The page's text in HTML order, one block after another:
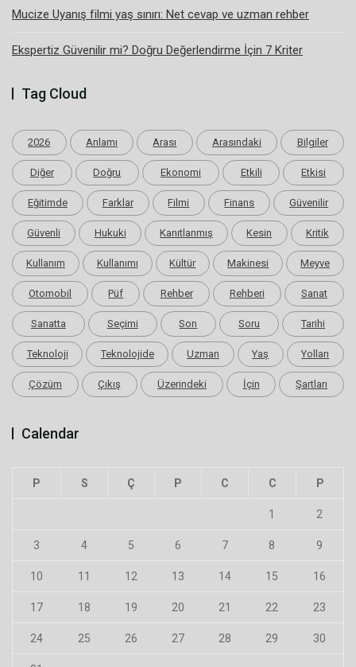
Mucize Uyanış filmi yaş sınırı: Net cevap ve uzman rehber
Ekspertiz Güvenilir mi? Doğru Değerlendirme İçin 7 Kriter
Tag Cloud
2026 Anlamı Arası Arasındaki Bilgiler
Diğer Doğru Ekonomi Etkili Etkisi
Eğitimde Farklar Filmi Finans Güvenilir
Güvenli Hukuki Kanıtlanmış Kesin Kritik
Kullanım Kullanımı Kültür Makinesi Meyve
Otomobil Püf Rehber Rehberi Sanat
Sanatta Seçimi Son Soru Tarihi
Teknoloji Teknolojide Uzman Yaş Yolları
Çözüm Çıkış Üzerindeki İçin Şartları
Calendar
P S Ç P C C P
1 2
3 4 5 6 7 8 9
10 11 12 13 14 15 16
17 18 19 20 21 22 23
24 25 26 27 28 29 30